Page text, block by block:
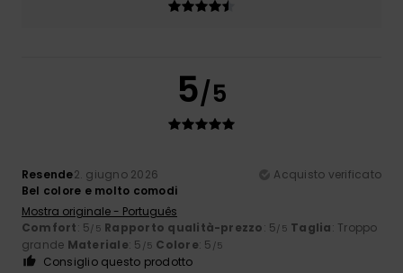
5/5
Resende2. giugno 2026
Acquisto verificato
Bel colore e molto comodi
Mostra originale - Português
Comfort: 5/5 Rapporto qualità-prezzo: 5/5 Taglia: Troppo
grande Materiale: 5 /5 Colore: 5 /5
Consiglio questo prodotto